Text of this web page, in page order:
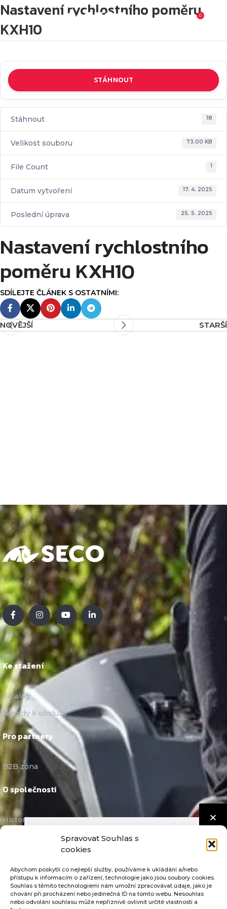
Spravovat Souhlas s
cookies
Abychom poskytli co nejlepší služby, používáme k ukládání a/nebo
přístupu k informacím o zařízení, technologie jako jsou soubory cookies.
Souhlas s těmito technologiemi nám umožní zpracovávat údaje, jako je
chování při procházení nebo jedinečná ID na tomto webu. Nesouhlas
nebo odvolání souhlasu může nepříznivě ovlivnit určité vlastnosti a
0
Nastavení rychlostního poměru
KXH10
STÁHNOUT
Stáhnout 18
Velikost souboru 73.00 KB
File Count 1
Datum vytvoření 17. 4. 2025
Poslední úprava 25. 5. 2025
Nastavení rychlostního
poměru KXH10
NOVĚJŠÍ STARŠÍ
Ke stažení
Katalog
Návody k obsluze
Pro partnery
B2B zóna
O společnosti
Historie
Systém jakosti
Skupina SECO
Videoprezentace